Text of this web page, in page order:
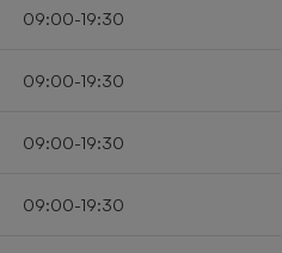
09:00-19:30
09:00-19:30
09:00-19:30
09:00-19:30